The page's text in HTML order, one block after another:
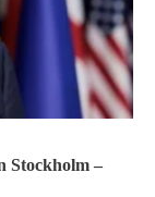
Stockholm –